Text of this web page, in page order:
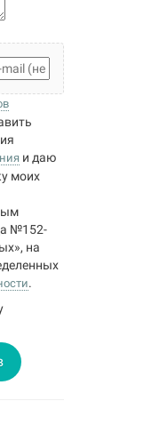
и даю
моих
№152-
на
.